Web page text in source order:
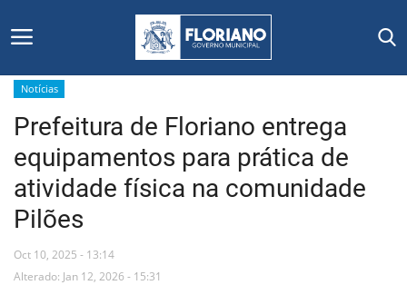
Início
Editais
Floriano
Secretarias e Órgãos
Notícias
Prefeitura de Floriano entrega
equipamentos para prática de
atividade física na comunidade
Pilões
Oct 10, 2025 - 13:14
Alterado: Jan 12, 2026 - 15:31